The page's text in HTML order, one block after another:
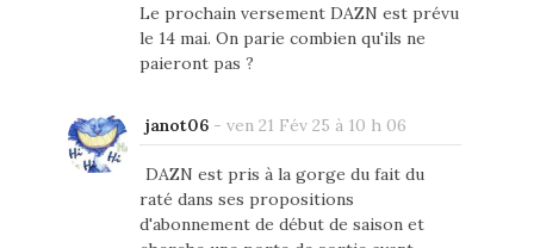
Le prochain versement DAZN est prévu
le 14 mai. On parie combien qu'ils ne
paieront pas ?
janot06- ven 21 Fév 25 à 10 h 06
DAZN est pris à la gorge du fait du
raté dans ses propositions
d'abonnement de début de saison et